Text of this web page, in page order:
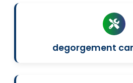
degorgement